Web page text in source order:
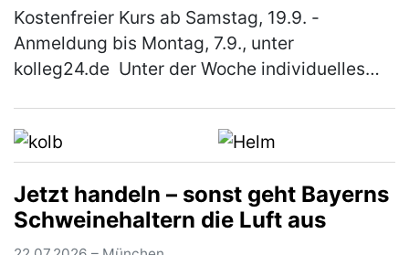
Kostenfreier Kurs ab Samstag, 19.9. -
Anmeldung bis Montag, 7.9., unter
kolleg24.de Unter der Woche individuelles
(mehr)
Jetzt handeln – sonst geht Bayerns
Schweinehaltern die Luft aus